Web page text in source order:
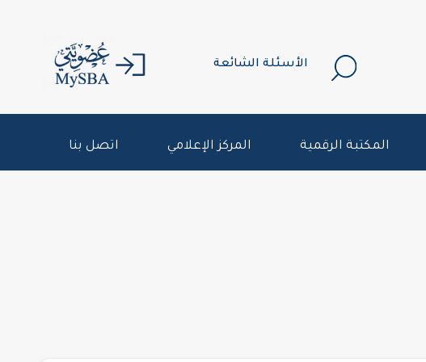
الأسئلة الشائعة
المكتبة الرقمية المركز الإعلامي اتصل بنا